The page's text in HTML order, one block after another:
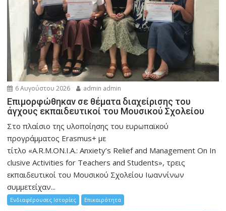
6 Αυγούστου 2026 admin admin
Eπιμορφώθηκαν σε θέματα διαχείρισης του
άγχους εκπαιδευτικοί του Μουσικού Σχολείου
Στο πλαίσιο της υλοποίησης του ευρωπαϊκού
προγράμματος Erasmus+ με
τίτλο «A.R.M.ON.I.A.: Anxiety’s Relief and Management On In
clusive Activities for Teachers and Students», τρεις
εκπαιδευτικοί του Μουσικού Σχολείου Ιωαννίνων
συμμετείχαν...
Ενδιαφέρουσες Ιστορίες Επικαιρότητα